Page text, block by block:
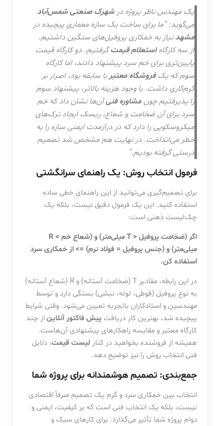
یک مهندس ناظر پروژه درشهرک صنعتی شمس‌آباد
می‌گوید: “ما برای ساخت یک سازه معماری پیچیده در
مشهدنیاز به خمکاری پروفیل‌های سنگین داشتیم.
از سه کارگاهاستعلام قیمتگرفتیم. دو کارگاه قیمت
پایین‌تری برای خم سرد پیشنهاد دادند، اما کارگاه
سوم که یکفروشگاه معتبربا سابقه بود، اصرار بر
گرم‌کاری داشت. با وجود هزینه بالاتر، پیشنهاد سوم
را پذیرفتیم چون مشاوره فنیآن‌ها نشان داد که خم
سرد برای آن ضخامت و شعاع، ریسک ایجاد ترک‌های
میکروسکوپی را دارد که در درازمدت ایمنی سازه را به
خطر می‌انداخت. در نهایت هم مشخص شد تصمیم
درستی گرفته بودیم.”
فرمول انتخاب روش: یک راهنمای سرانگشتی
برای تصمیم‌گیری می‌توانید از این راهنمای خطی ساده
استفاده کنید. این یک فرمول دقیق نیست، بلکه یک
چک‌لیست ذهنی است:
اگر (ضخامت پروفیل < T میلی‌متر) و (شعاع خم > R
میلی‌متر) و (جنس پروفیل = فولاد نرم) => از خمکاری سرد
استفاده کن.
در این رابطه، مقادیر T (ضخامت آستانه) و R (شعاع آستانه)
به نوع پروفیل (قوطی، لوله، نبشی) بستگی دارد و توسط
مهندسین و استادکاران باتجربه تعیین می‌شود. وقتی شرایط
پیچیده شد، بهترین کار دریافت پیش فاکتور آنلایناز چند
کارگاه معتبر و مقایسه راهکارهای پیشنهادی آن‌هاست.
همیشه از فروشنده بخواهید در کنار لیست قیمت، دلایل
فنی انتخاب روش را نیز توضیح دهد.
جمع‌بندی: تصمیم هوشمندانه برای پروژه شما
انتخاب بین خمکاری سرد و گرم یک تصمیم صرفاً اقتصادی
نیست، بلکه یک انتخاب فنی است که بر کیفیت، ایمنی و
دوام پروژه شما تأثیر می‌گذارد. برای کارهای سبک و